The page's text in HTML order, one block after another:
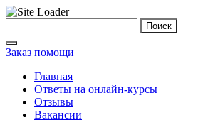
to
content
Заказ помощи
Главная
Ответы на онлайн-курсы
Отзывы
Вакансии